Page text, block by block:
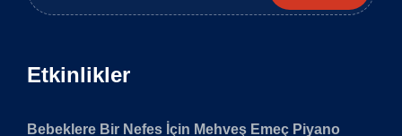
Etkinlikler
Bebeklere Bir Nefes İçin Mehveş Emeç Piyano